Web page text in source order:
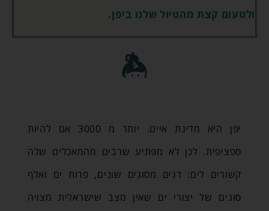
ולטעום קצת מהטיול שלנו ביפן.
יפן היא מדינת איים. יותר מ 3000 אם להיות
ספציפית. לכן לא מפתיע שרבים מהמאכלים שלה
קשורים לים: דגים מסוגים שונים, פרות ים ואלף
סוגים של יצורי ים שאין מצב שישראלית מצויה